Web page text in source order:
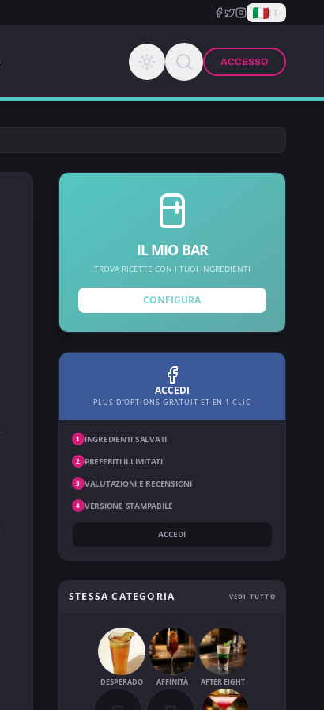
IT
ACCESSO
IL MIO BAR
TROVA RICETTE CON I TUOI INGREDIENTI
CONFIGURA
ACCEDI
PLUS D'OPTIONS GRATUIT ET EN 1 CLIC
1 INGREDIENTI SALVATI
2 PREFERITI ILLIMITATI
3 VALUTAZIONI E RECENSIONI
4 VERSIONE STAMPABILE
ACCEDI
STESSA CATEGORIA VEDI TUTTO
DESPERADO AFFINITÀ AFTER EIGHT